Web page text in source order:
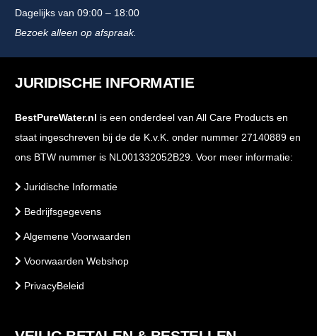
Dagelijks van 09:00 – 18:00
Bezoek alleen op afspraak.
JURIDISCHE INFORMATIE
BestPureWater.nl is een onderdeel van All Care Products en
staat ingeschreven bij de de K.v.K. onder nummer 27140889 en
ons BTW nummer is NL001332052B29. Voor meer informatie:
Juridische Informatie
Bedrijfsgegevens
Algemene Voorwaarden
Voorwaarden Webshop
PrivacyBeleid